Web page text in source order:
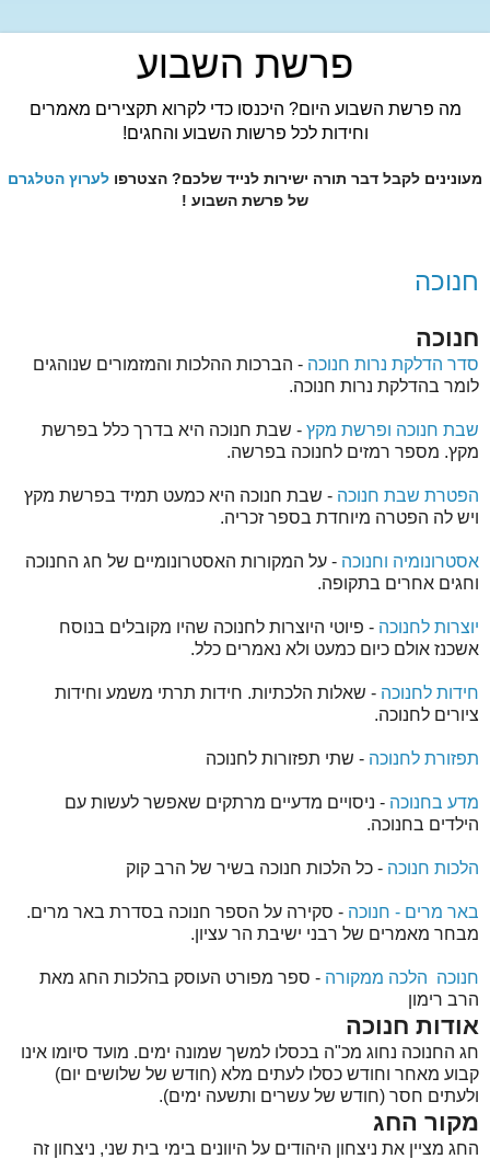
פרשת השבוע
מה פרשת השבוע היום? היכנסו כדי לקרוא תקצירים מאמרים
וחידות לכל פרשות השבוע והחגים!
מעונינים לקבל דבר תורה ישירות לנייד שלכם? הצטרפו לערוץ הטלגרם
של פרשת השבוע !
חנוכה
חנוכה
סדר הדלקת נרות חנוכה - הברכות ההלכות והמזמורים שנוהגים
לומר בהדלקת נרות חנוכה.
שבת חנוכה ופרשת מקץ - שבת חנוכה היא בדרך כלל בפרשת
מקץ. מספר רמזים לחנוכה בפרשה.
הפטרת שבת חנוכה - שבת חנוכה היא כמעט תמיד בפרשת מקץ
ויש לה הפטרה מיוחדת בספר זכריה.
אסטרונומיה וחנוכה - על המקורות האסטרונומיים של חג החנוכה
וחגים אחרים בתקופה.
יוצרות לחנוכה - פיוטי היוצרות לחנוכה שהיו מקובלים בנוסח
אשכנז אולם כיום כמעט ולא נאמרים כלל.
חידות לחנוכה - שאלות הלכתיות. חידות תרתי משמע וחידות
ציורים לחנוכה.
תפזורת לחנוכה - שתי תפזורות לחנוכה
מדע בחנוכה - ניסויים מדעיים מרתקים שאפשר לעשות עם
הילדים בחנוכה.
הלכות חנוכה - כל הלכות חנוכה בשיר של הרב קוק
באר מרים - חנוכה - סקירה על הספר חנוכה בסדרת באר מרים.
מבחר מאמרים של רבני ישיבת הר עציון.
חנוכה הלכה ממקורה - ספר מפורט העוסק בהלכות החג מאת
הרב רימון
אודות חנוכה
חג החנוכה נחוג מכ"ה בכסלו למשך שמונה ימים. מועד סיומו אינו
קבוע מאחר וחודש כסלו לעתים מלא (חודש של שלושים יום)
ולעתים חסר (חודש של עשרים ותשעה ימים).
מקור החג
החג מציין את ניצחון היהודים על היוונים בימי בית שני, ניצחון זה